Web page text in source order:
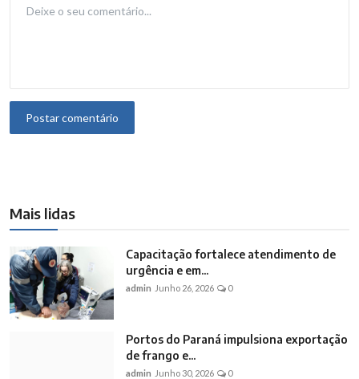
Postar comentário
Mais lidas
Capacitação fortalece atendimento de
urgência e em...
admin Junho 26, 2026 0
Portos do Paraná impulsiona exportação
de frango e...
admin Junho 30, 2026 0